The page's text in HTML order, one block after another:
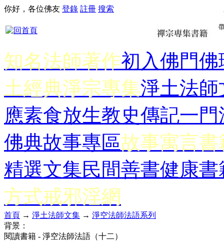
你好，各位佛友 登錄 註冊 搜索
知名法師著作初入佛門佛
土經典淨宗專集淨土法師
應素食放生教史傳記一門
佛典故事專區故事寓言書
精選文集民間善書健康書
方式戒邪淫網
首頁 → 淨土法師文集 → 淨空法師法語系列
背景：
閱讀書籍 - 淨空法師法語（十二）